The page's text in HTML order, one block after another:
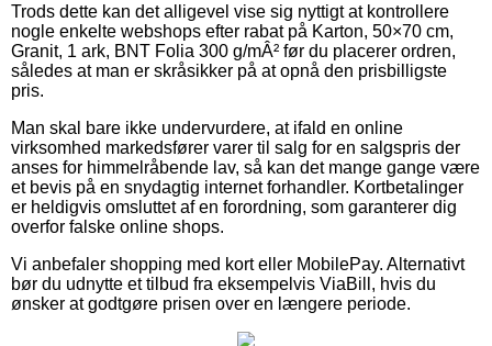
Trods dette kan det alligevel vise sig nyttigt at kontrollere
nogle enkelte webshops efter rabat på Karton, 50×70 cm,
Granit, 1 ark, BNT Folia 300 g/mÂ² før du placerer ordren,
således at man er skråsikker på at opnå den prisbilligste
pris.
Man skal bare ikke undervurdere, at ifald en online
virksomhed markedsfører varer til salg for en salgspris der
anses for himmelråbende lav, så kan det mange gange være
et bevis på en snydagtig internet forhandler. Kortbetalinger
er heldigvis omsluttet af en forordning, som garanterer dig
overfor falske online shops.
Vi anbefaler shopping med kort eller MobilePay. Alternativt
bør du udnytte et tilbud fra eksempelvis ViaBill, hvis du
ønsker at godtgøre prisen over en længere periode.